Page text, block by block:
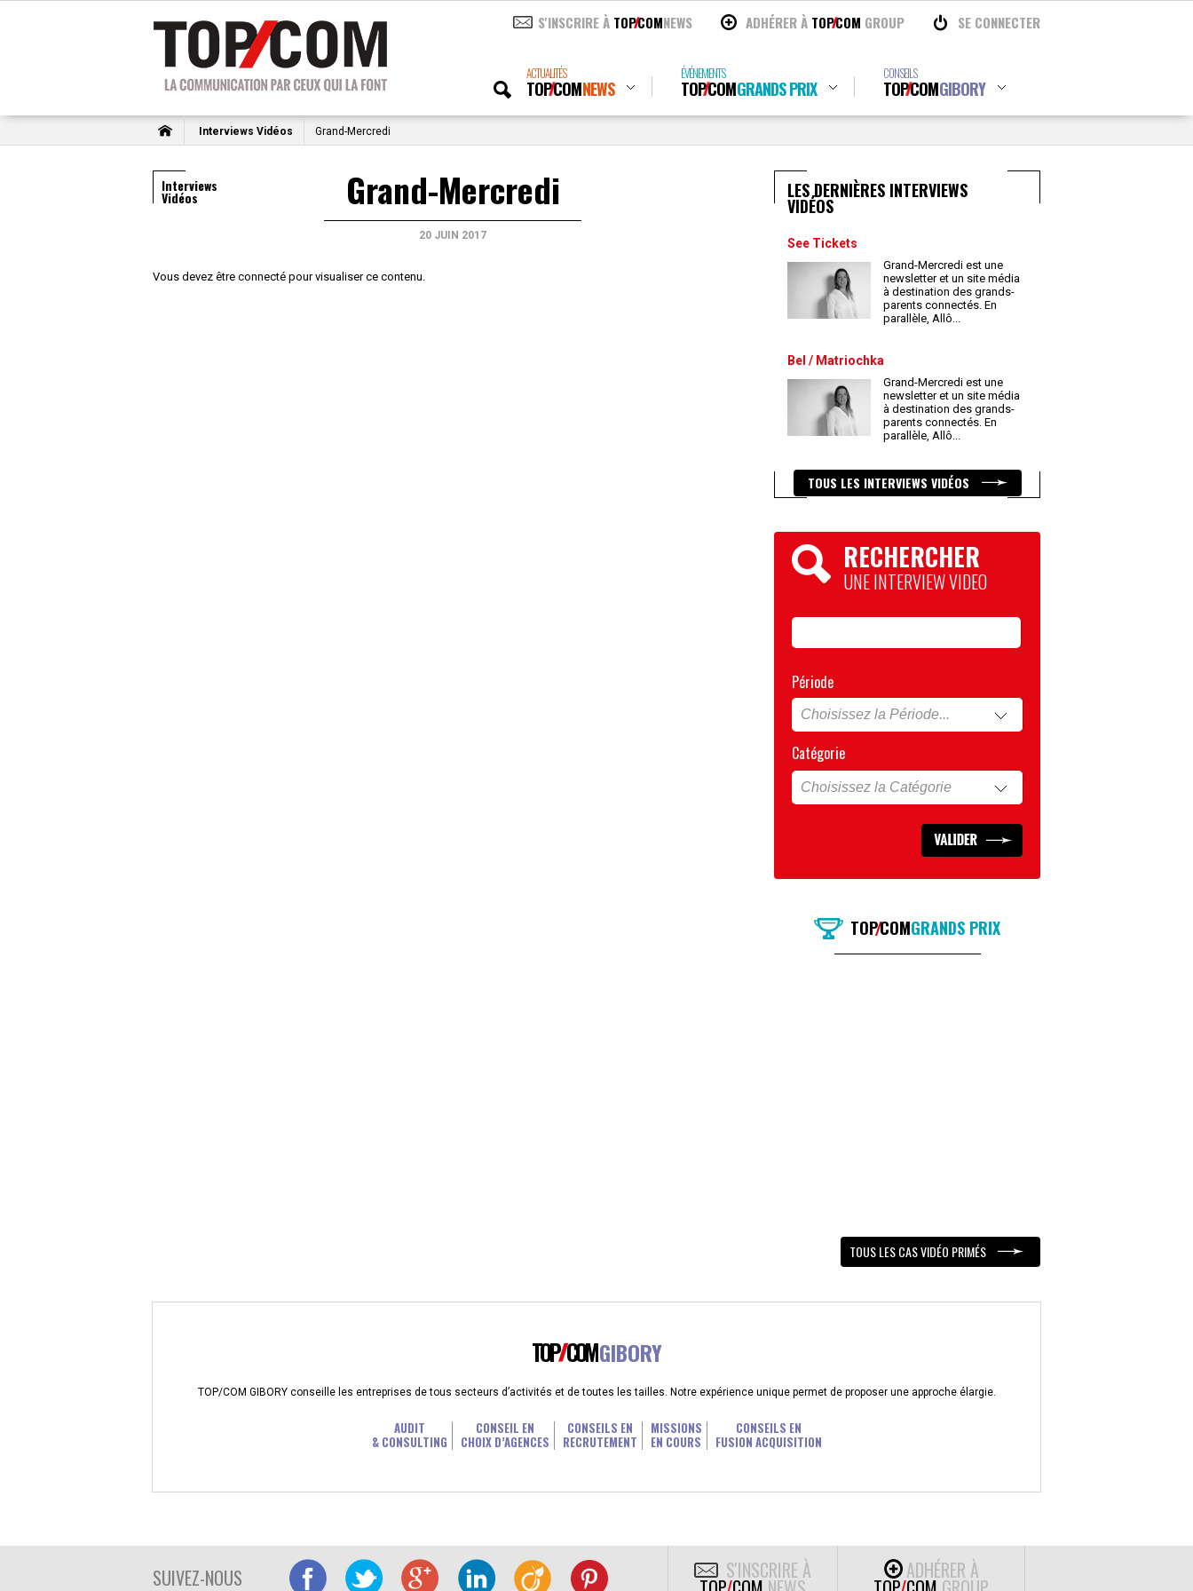
S'INSCRIRE À TOPCOMNEWS ADHÉRER À TOPCOM GROUP SE CONNECTER
ACTUALITÉS
TOPCOMNEWS
ÉVÉNEMENTS
TOPCOMGRANDS PRIX
CONSEILS
TOPCOMGIBORY
Interviews Vidéos Grand-Mercredi
Interviews
Vidéos Grand-Mercredi
20 JUIN 2017
Vous devez être connecté pour visualiser ce contenu.
LES DERNIÈRES INTERVIEWS
VIDÉOS
See Tickets
Grand-Mercredi est une
newsletter et un site média
à destination des grands-
parents connectés. En
parallèle, Allô...
Bel / Matriochka
Grand-Mercredi est une
newsletter et un site média
à destination des grands-
parents connectés. En
parallèle, Allô...
TOUS LES INTERVIEWS VIDÉOS
RECHERCHER
UNE INTERVIEW VIDEO
Période
Catégorie
TOP/COMGRANDS PRIX
TOUS LES CAS VIDÉO PRIMÉS
TOP COMGIBORY
TOP/COM GIBORY conseille les entreprises de tous secteurs d’activités et de toutes les tailles. Notre expérience unique permet de proposer une approche élargie.
AUDIT
& CONSULTING
CONSEIL EN
CHOIX D’AGENCES
CONSEILS EN
RECRUTEMENT
MISSIONS
EN COURS
CONSEILS EN
FUSION ACQUISITION
SUIVEZ-NOUS S'INSCRIRE À ADHÉRER À